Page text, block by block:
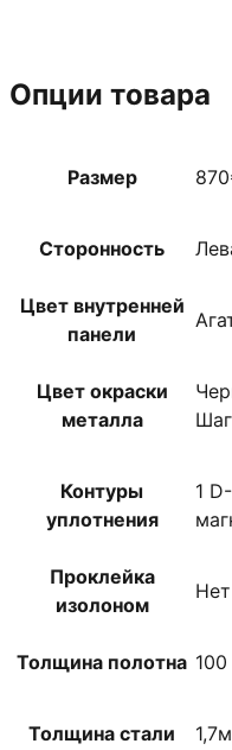
Опции товара
Размер
Сторонность
Цвет внутренней
панели
Цвет окраски
металла
Контуры
уплотнения
1
Проклейка
изолоном
Нет
Толщина полотна
Толщина стали